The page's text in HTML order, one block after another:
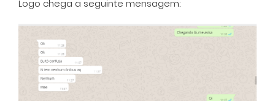
Logo chega a seguinte mensagem: